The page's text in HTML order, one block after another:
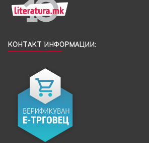
КОНТАКТ ИНФОРМАЦИИ: